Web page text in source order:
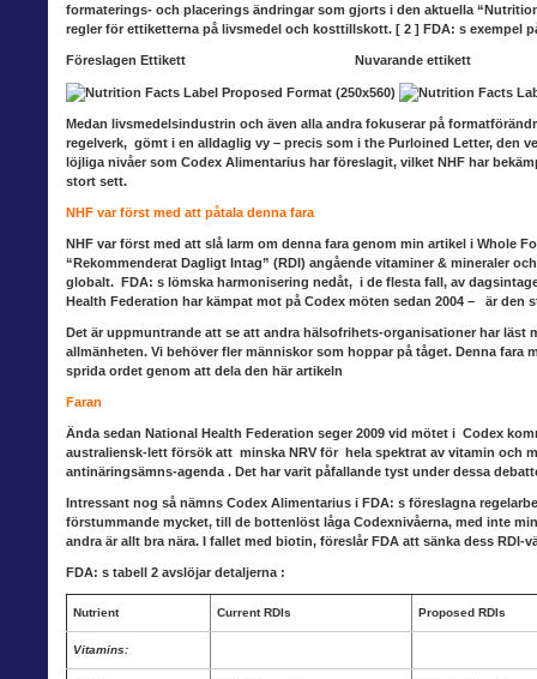
formaterings- och placerings ändringar som gjorts i den aktuella
regler för ettiketterna på livsmedel och kosttillskott. [ 2 ] FDA: s exempel
Föreslagen Ettikett Nuvarande ettikett
Medan livsmedelsindustrin och även alla andra fokuserar på
regelverk, gömt i en alldaglig vy – precis som i the Purloined Letter, den
löjliga nivåer som Codex Alimentarius har föreslagit, vilket NHF har
stort sett.
NHF var först med att påtala denna fara
NHF var först med att slå larm om denna fara genom min artikel i Whole
“Rekommenderat Dagligt Intag” (RDI) angående vitaminer & mineraler
globalt. FDA: s lömska harmonisering nedåt, i de flesta fall, av
Health Federation har kämpat mot på Codex möten sedan 2004 – är den
Det är uppmuntrande att se att andra hälsofrihets-organisationer har läst
allmänheten. Vi behöver fler människor som hoppar på tåget. Denna
sprida ordet genom att dela den här artikeln
Faran
Ända sedan National Health Federation seger 2009 vid mötet i Codex
australiensk-lett försök att minska NRV för hela spektrat av vitamin och
antinäringsämns-agenda . Det har varit påfallande tyst under dessa
Intressant nog så nämns Codex Alimentarius i FDA: s föreslagna
förstummande mycket, till de bottenlöst låga Codexnivåerna, med inte
andra är allt bra nära. I fallet med biotin, föreslår FDA att sänka dess RDI-
FDA: s tabell 2 avslöjar detaljerna :
Nutrient Current RDIs Proposed RDIs
Vitamins: